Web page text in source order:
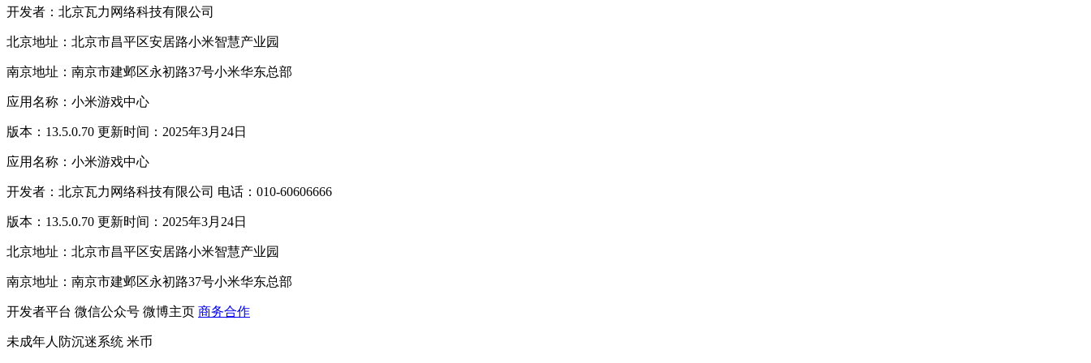
开发者：北京瓦力网络科技有限公司
北京地址：北京市昌平区安居路小米智慧产业园
南京地址：南京市建邺区永初路37号小米华东总部
应用名称：小米游戏中心
版本：13.5.0.70 更新时间：2025年3月24日
应用名称：小米游戏中心
开发者：北京瓦力网络科技有限公司 电话：010-60606666
版本：13.5.0.70 更新时间：2025年3月24日
北京地址：北京市昌平区安居路小米智慧产业园
南京地址：南京市建邺区永初路37号小米华东总部
开发者平台 微信公众号 微博主页 商务合作
未成年人防沉迷系统 米币